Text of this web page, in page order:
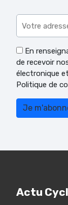
En
de recevoir
électronique
Politique de
Actu